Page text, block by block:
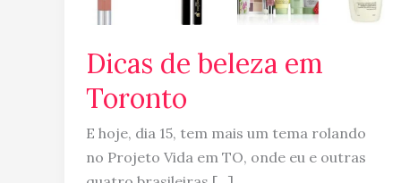
Dicas de beleza em
Toronto
E hoje, dia 15, tem mais um tema rolando
no Projeto Vida em TO, onde eu e outras